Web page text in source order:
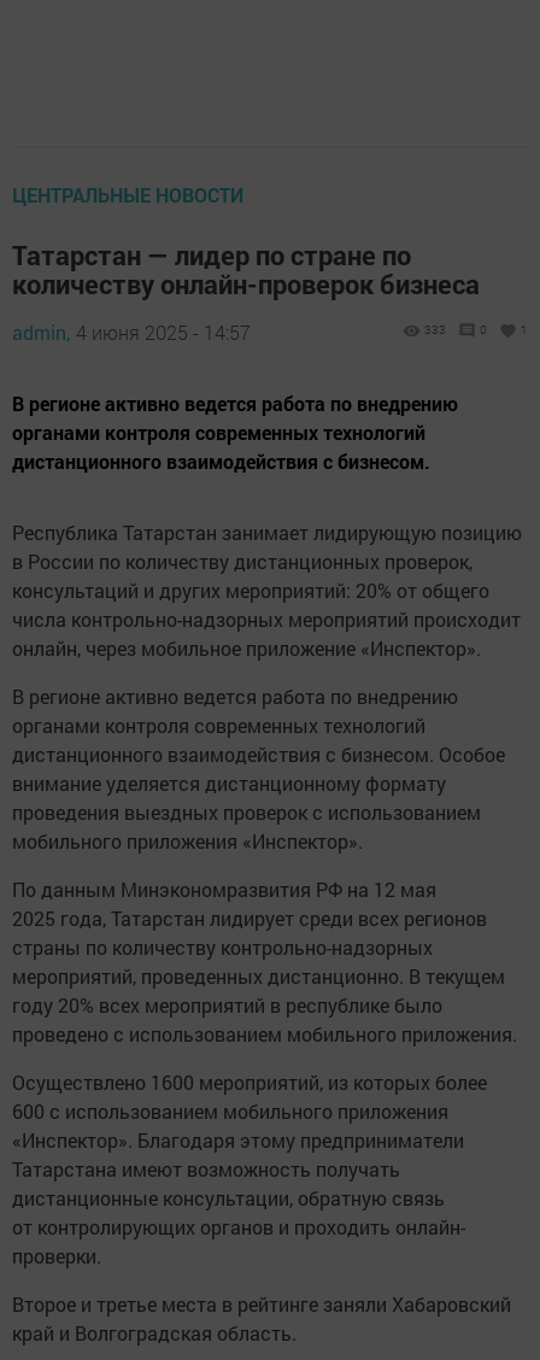
ЦЕНТРАЛЬНЫЕ НОВОСТИ
Татарстан — лидер по стране по
количеству онлайн-проверок бизнеса
admin, 4 июня 2025 - 14:57 333 0 1
В регионе активно ведется работа по внедрению
органами контроля современных технологий
дистанционного взаимодействия с бизнесом.
Республика Татарстан занимает лидирующую позицию
в России по количеству дистанционных проверок,
консультаций и других мероприятий: 20% от общего
числа контрольно-надзорных мероприятий происходит
онлайн, через мобильное приложение «Инспектор».
В регионе активно ведется работа по внедрению
органами контроля современных технологий
дистанционного взаимодействия с бизнесом. Особое
внимание уделяется дистанционному формату
проведения выездных проверок с использованием
мобильного приложения «Инспектор».
По данным Минэкономразвития РФ на 12 мая
2025 года, Татарстан лидирует среди всех регионов
страны по количеству контрольно-надзорных
мероприятий, проведенных дистанционно. В текущем
году 20% всех мероприятий в республике было
проведено с использованием мобильного приложения.
Осуществлено 1600 мероприятий, из которых более
600 с использованием мобильного приложения
«Инспектор». Благодаря этому предприниматели
Татарстана имеют возможность получать
дистанционные консультации, обратную связь
от контролирующих органов и проходить онлайн-
проверки.
Второе и третье места в рейтинге заняли Хабаровский
край и Волгоградская область.